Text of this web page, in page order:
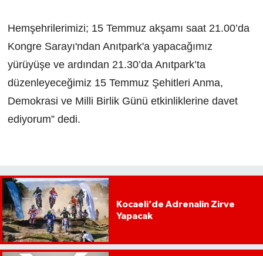
Hemşehrilerimizi; 15 Temmuz akşamı saat 21.00’da
Kongre Sarayı'ndan Anıtpark'a yapacağımız
yürüyüşe ve ardından 21.30’da Anıtpark’ta
düzenleyeceğimiz 15 Temmuz Şehitleri Anma,
Demokrasi ve Milli Birlik Günü etkinliklerine davet
ediyorum” dedi.
Kocaeli’de Adrenalin Zirve
Yapacak